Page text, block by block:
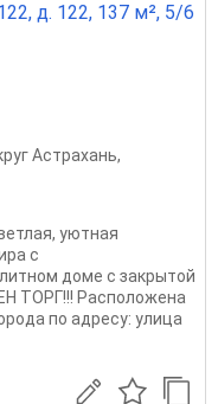
д. 122, 137 м², 5/6
Астрахань,
уютная
с
домe c зaкpытoй
ТОРГ!!! Pacположена
пo адреcу: улицa